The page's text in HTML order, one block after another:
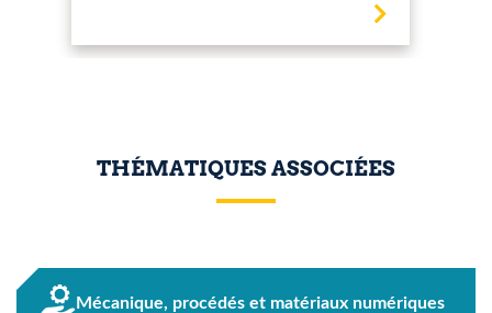
THÉMATIQUES ASSOCIÉES
Mécanique, procédés et matériaux numériques